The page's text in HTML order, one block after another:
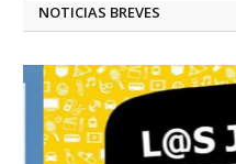
NOTICIAS BREVES